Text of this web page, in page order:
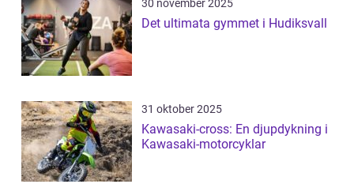
30 november 2025
Det ultimata gymmet i Hudiksvall
31 oktober 2025
Kawasaki-cross: En djupdykning i
Kawasaki-motorcyklar